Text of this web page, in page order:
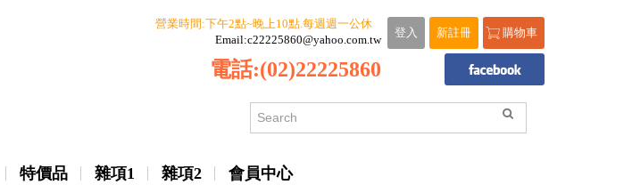
購物車
新註冊
登入
營業時間:下午2點~晚上10點.每週週一公休
Email:c22225860@yahoo.com.tw
電話:(02)22225860
特價品 雜項1 雜項2 會員中心